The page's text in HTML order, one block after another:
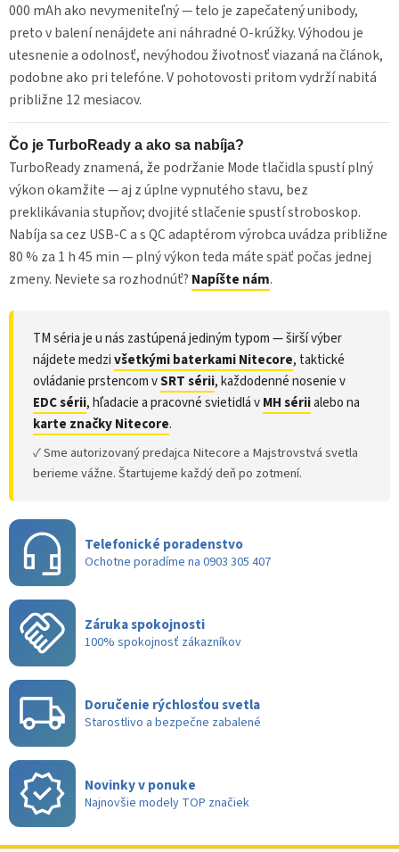
000 mAh ako nevymeniteľný — telo je zapečatený unibody,
preto v balení nenájdete ani náhradné O-krúžky. Výhodou je
utesnenie a odolnosť, nevýhodou životnosť viazaná na článok,
podobne ako pri telefóne. V pohotovosti pritom vydrží nabitá
približne 12 mesiacov.
Čo je TurboReady a ako sa nabíja?
TurboReady znamená, že podržanie Mode tlačidla spustí plný
výkon okamžite — aj z úplne vypnutého stavu, bez
preklikávania stupňov; dvojité stlačenie spustí stroboskop.
Nabíja sa cez USB-C a s QC adaptérom výrobca uvádza približne
80 % za 1 h 45 min — plný výkon teda máte späť počas jednej
zmeny. Neviete sa rozhodnúť? Napíšte nám.
TM séria je u nás zastúpená jediným typom — širší výber
nájdete medzivšetkými baterkami Nitecore, taktické
ovládanie prstencom vSRT sérii, každodenné nosenie v
EDC sérii, hľadacie a pracovné svietidlá vMH sériialebo na
karte značky Nitecore.
✓ Sme autorizovaný predajca Nitecore a Majstrovstvá svetla
berieme vážne. Štartujeme každý deň po zotmení.
Telefonické poradenstvo
Ochotne poradíme na 0903 305 407
Záruka spokojnosti
100% spokojnosť zákazníkov
Doručenie rýchlosťou svetla
Starostlivo a bezpečne zabalené
Novinky v ponuke
Najnovšie modely TOP značiek